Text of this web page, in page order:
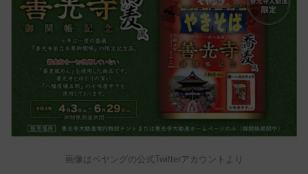
画像はペヤングの公式Twitterアカウントより